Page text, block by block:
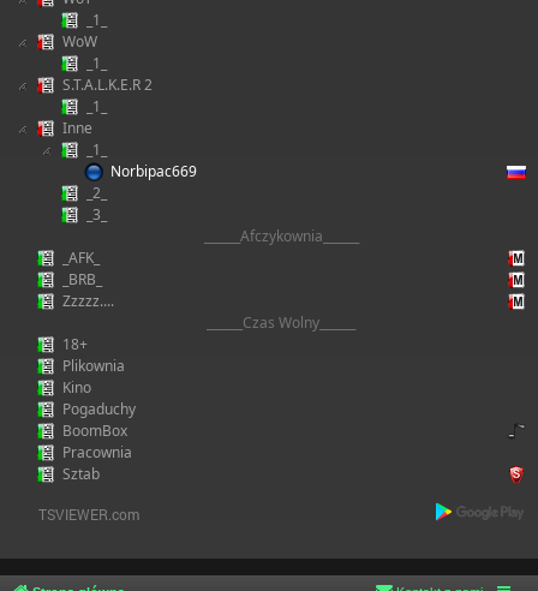
_1_
WoW
_1_
S.T.A.L.K.E.R 2
_1_
Inne
_1_
Norbipac669
_2_
_3_
______Afczykownia______
_AFK_
_BRB_
Zzzzz....
______Czas Wolny______
18+
Plikownia
Kino
Pogaduchy
BoomBox
Pracownia
Sztab